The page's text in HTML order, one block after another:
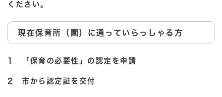
ください。
現在保育所（園）に通っていらっしゃる方
1 「保育の必要性」の認定を申請
2 市から認定証を交付